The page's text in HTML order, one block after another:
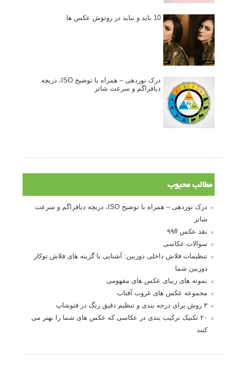
10 باید و نباید در روتوش عکس ها
درک نوردهی – همراه با توضیح ISO، دریچه
دیافراگم و سرعت شاتر
مطالب محبوب
درک نوردهی – همراه با توضیح ISO، دریچه دیافراگم و سرعت
شاتر
نقد عکس #۹۹
سوالات عکاسی
تنظیمات فلاش داخلی دوربین: آشنایی با گزینه های فلاش توکار
دوربین شما
نمونه های زیبای عکس های مفهومی
مجموعه عکس های غروب آفتاب
۳ روش برای درجه بندی و تنظیم دقیق رنگ در فتوشاپ
۲۰ تکنیک ترکیب بندی در عکاسی که عکس های شما را بهتر می
کنند